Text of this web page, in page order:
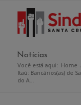
Notícias
Você está aqui: Home
Itaú: Bancários(as) de
do A...